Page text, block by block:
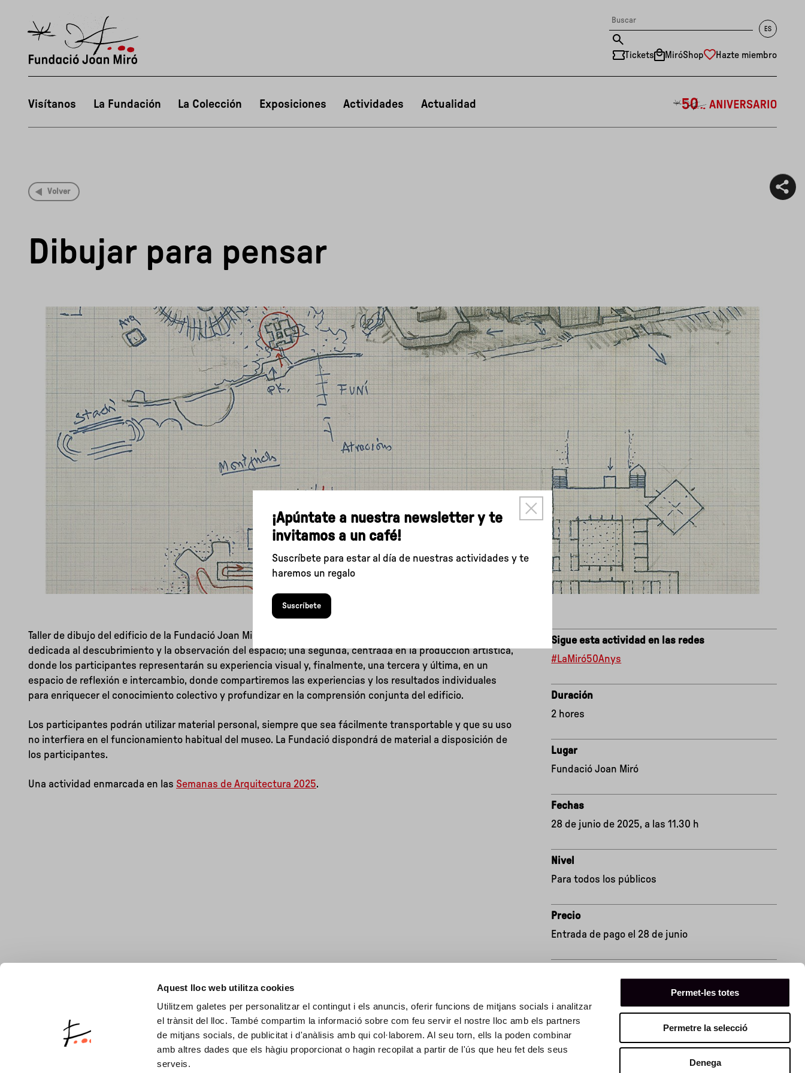
¡Apúntate a nuestra newsletter y te
invitamos a un café!
Suscríbete para estar al día de nuestras actividades y te
haremos un regalo
Suscríbete
×
Aquest lloc web utilitza cookies
Utilitzem galetes per personalitzar el contingut i els anuncis, oferir funcions de mitjans socials i analitzar
el trànsit del lloc. També compartim la informació sobre com feu servir el nostre lloc amb els partners
de mitjans socials, de publicitat i d'anàlisis amb qui col·laborem. Al seu torn, ells la poden combinar
amb altres dades que els hàgiu proporcionat o hagin recopilat a partir de l'ús que heu fet dels seus
serveis.
Permet-les totes
Permetre la selecció
Denega
Tickets MiróShop Hazte miembro
Visítanos La Fundación La Colección Exposiciones Actividades Actualidad
Volver
Dibujar para pensar
Taller de dibujo del edificio de la Fundació Joan Miró estructurado en tres fases: una primera, breve,
dedicada al descubrimiento y la observación del espacio; una segunda, centrada en la producción artística,
donde los participantes representarán su experiencia visual y, finalmente, una tercera y última, en un
espacio de reflexión e intercambio, donde compartiremos las experiencias y los resultados individuales
para enriquecer el conocimiento colectivo y profundizar en la comprensión conjunta del edificio.
Los participantes podrán utilizar material personal, siempre que sea fácilmente transportable y que su uso
no interfiera en el funcionamiento habitual del museo. La Fundació dispondrá de material a disposición de
los participantes.
Una actividad enmarcada en las Semanas de Arquitectura 2025.
Sigue esta actividad en las redes
#LaMiró50Anys
Duración
2 hores
Lugar
Fundació Joan Miró
Fechas
28 de junio de 2025, a las 11.30 h
Nivel
Para todos los públicos
Precio
Entrada de pago el 28 de junio